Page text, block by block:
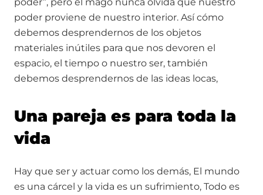
poder proviene de nuestro interior. Así cómo
debemos desprendernos de los objetos
materiales inútiles para que nos devoren el
espacio, el tiempo o nuestro ser, también
debemos desprendernos de las ideas locas,
Una pareja es para toda la
vida
Hay que ser y actuar como los demás, El mundo
es una cárcel y la vida es un sufrimiento, Todo es